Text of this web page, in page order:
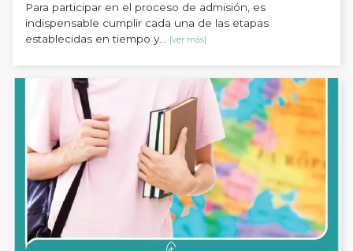
Para participar en el proceso de admisión, es
indispensable cumplir cada una de las etapas
establecidas en tiempo y...
[ver más]